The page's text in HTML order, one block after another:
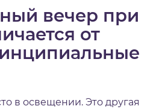
вечер при
от
в освещении. Это другая